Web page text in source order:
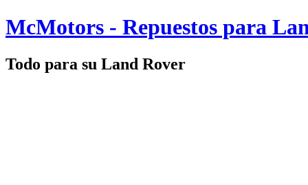
McMotors - Repuestos para
Todo para su Land Rover